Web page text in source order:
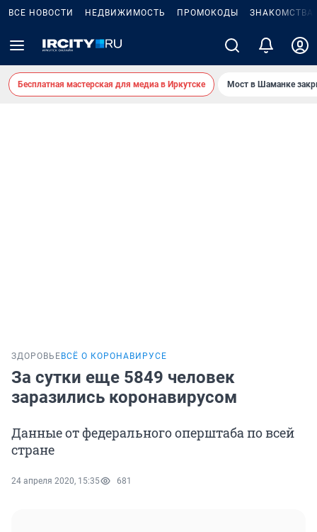
ВСЕ НОВОСТИ НЕДВИЖИМОСТЬ ПРОМОКОДЫ ЗНАКОМСТВА
Бесплатная мастерская для медиа в Иркутске Мост в Шаманке
ЗДОРОВЬЕ ВСЁ О КОРОНАВИРУСЕ
За сутки еще 5849 человек
заразились коронавирусом
Данные от федерального оперштаба по всей
стране
24 апреля 2020, 15:35 681